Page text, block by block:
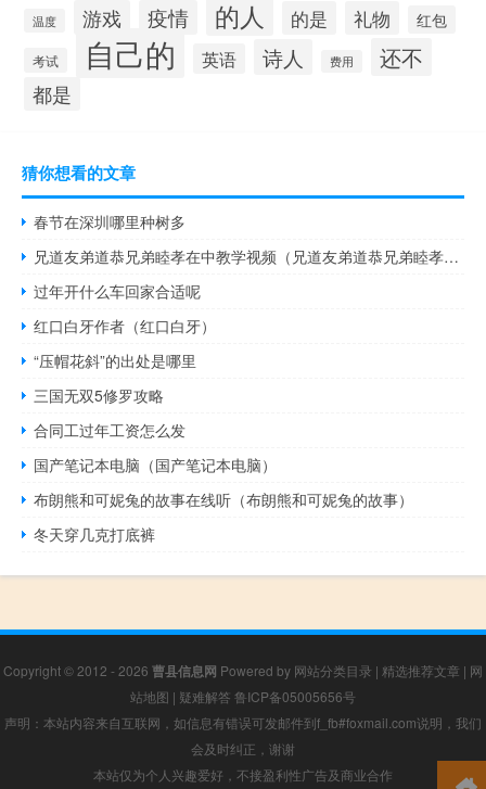
温度 游戏 疫情 的人 的是 礼物 红包
考试 自己的 英语 诗人 费用 还不
都是
猜你想看的文章
春节在深圳哪里种树多
兄道友弟道恭兄弟睦孝在中教学视频（兄道友弟道恭兄弟睦孝在中）
过年开什么车回家合适呢
红口白牙作者（红口白牙）
“压帽花斜”的出处是哪里
三国无双5修罗攻略
合同工过年工资怎么发
国产笔记本电脑（国产笔记本电脑）
布朗熊和可妮兔的故事在线听（布朗熊和可妮兔的故事）
冬天穿几克打底裤
Copyright © 2012 - 2026 曹县信息网 Powered by 网站分类目录 | 精选推荐文章 | 网
站地图 | 疑难解答 鲁ICP备05005656号
声明：本站内容来自互联网，如信息有错误可发邮件到f_fb#foxmail.com说明，我们
会及时纠正，谢谢
本站仅为个人兴趣爱好，不接盈利性广告及商业合作